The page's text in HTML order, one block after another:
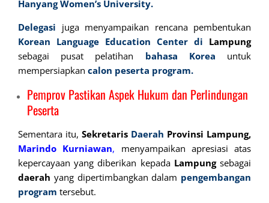
Hanyang Women’s University.
Delegasi juga menyampaikan rencana pembentukan
Korean Language Education Center di Lampung
sebagai pusat pelatihan bahasa Korea untuk
mempersiapkan calon peserta program.
Pemprov Pastikan Aspek Hukum dan Perlindungan
Peserta
Sementara itu, Sekretaris Daerah Provinsi Lampung,
Marindo Kurniawan, menyampaikan apresiasi atas
kepercayaan yang diberikan kepada Lampungsebagai
daerah yang dipertimbangkan dalam pengembangan
program tersebut.